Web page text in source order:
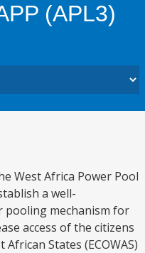
(APL3)
West Africa Power Pool
a well-
pooling mechanism for
access of the citizens
States (ECOWAS)